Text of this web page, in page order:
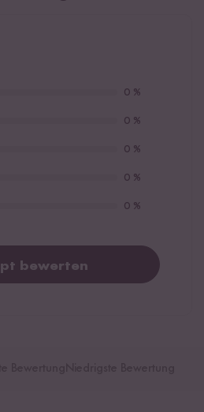
0 %
0 %
0 %
0 %
0 %
bewerten